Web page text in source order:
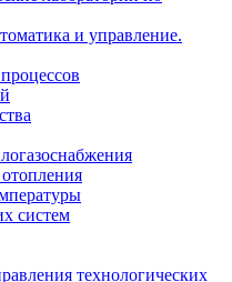
и управление.
систем
технологических